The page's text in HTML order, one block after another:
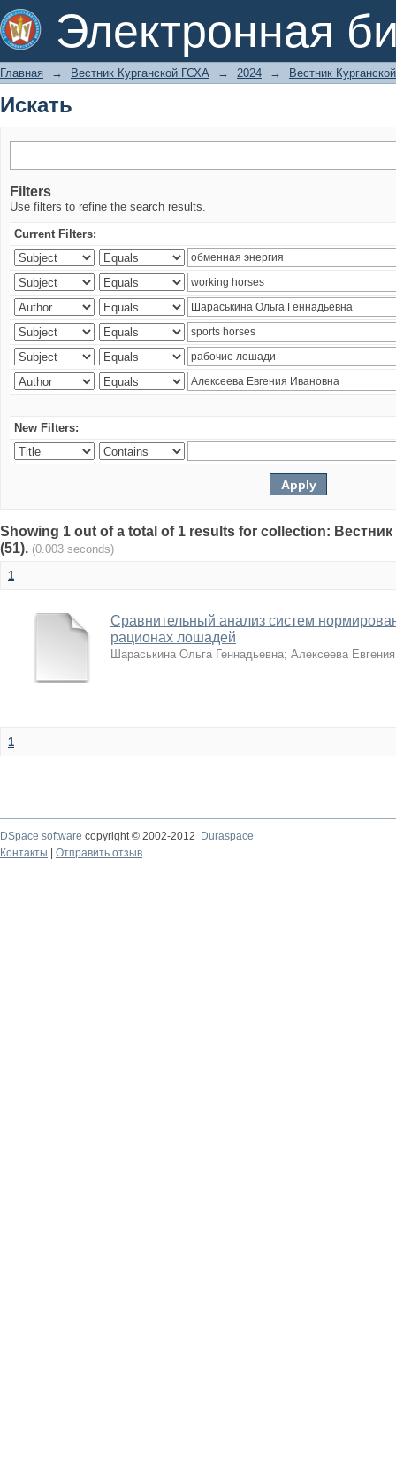
Электронная
Искать
Главная → Вестник Курганской ГСХА → 2024 → Вестник
Искать
Filters
Use filters to refine the search results.
Current Filters:
New Filters:
Showing 1 out of a total of 1 results for collection:
(51). (0.003 seconds)
1
Сравнительный анализ систем
рационах лошадей
Шараськина Ольга Геннадьевна; Алексеева
1
DSpace software copyright © 2002-2012
Duraspace
Контакты
Отправить отзыв